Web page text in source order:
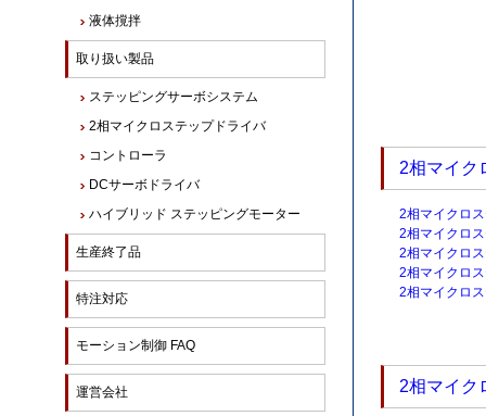
2相マイク
2相マイクロ
2相マイクロ
2相マイクロ
2相マイクロ
2相マイクロ
2相マイク
液体撹拌
取り扱い製品
ステッピングサーボシステム
2相マイクロステップドライバ
コントローラ
DCサーボドライバ
ハイブリッド ステッピングモーター
生産終了品
特注対応
モーション制御 FAQ
運営会社